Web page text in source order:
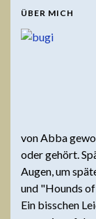
ÜBER MICH
von Abba
oder gehört.
Augen, um
und "Hounds
Ein bisschen